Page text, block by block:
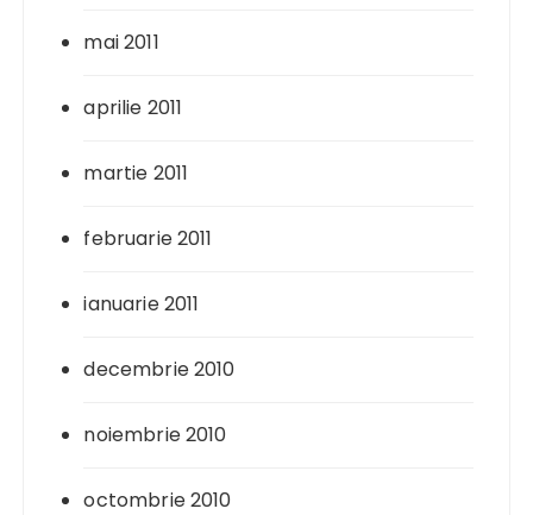
mai 2011
aprilie 2011
martie 2011
februarie 2011
ianuarie 2011
decembrie 2010
noiembrie 2010
octombrie 2010